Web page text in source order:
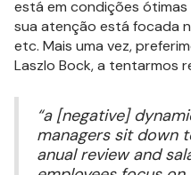
está em condições
sua atenção está focada
etc. Mais uma vez,
Laszlo Bock, a tentarmos
“a [negative]
managers sit down
anual review and